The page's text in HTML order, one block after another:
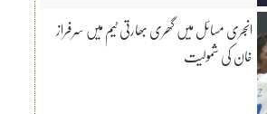
انجری مسائل میں گھری بھارتی ٹیم میں سرفراز
خان کی شمولیت